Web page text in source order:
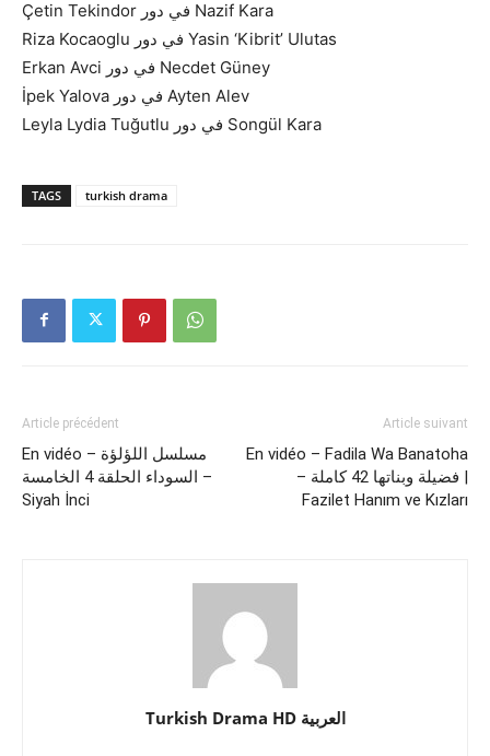
Çetin Tekindor في دور Nazif Kara
Riza Kocaoglu في دور Yasin ‘Kibrit’ Ulutas
Erkan Avci في دور Necdet Güney
İpek Yalova في دور Ayten Alev
Leyla Lydia Tuğutlu في دور Songül Kara
TAGS turkish drama
Article précédent
En vidéo – مسلسل اللؤلؤة
السوداء الحلقة 4 الخامسة –
Siyah İnci
Article suivant
En vidéo – Fadila Wa Banatoha
– فضيلة وبناتها 42 كاملة |
Fazilet Hanım ve Kızları
Turkish Drama HD العربية